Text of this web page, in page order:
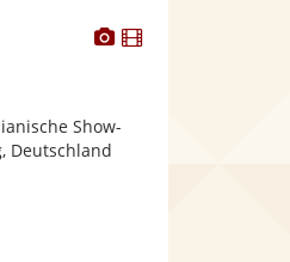
DieserDieser
Show-
Deutschland